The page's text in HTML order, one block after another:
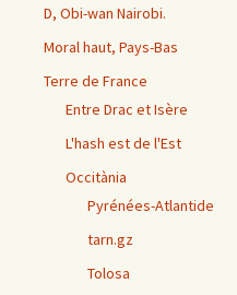
D, Obi-wan Nairobi.
Moral haut, Pays-Bas
Terre de France
Entre Drac et Isère
L'hash est de l'Est
Occitània
Pyrénées-Atlantide
tarn.gz
Tolosa